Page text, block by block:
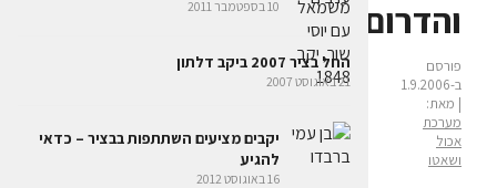
והדרום
פורסם
ב-1.9.2006
| מאת:
מערכת
אכול
ושאטו
10 בספטמבר 2011
‏החל בציר 2007 ביקב דלתון
21 באוגוסט 2007
יקבים מציעים השתתפות בבציר – כדאי
להגיע
16 באוגוסט 2012